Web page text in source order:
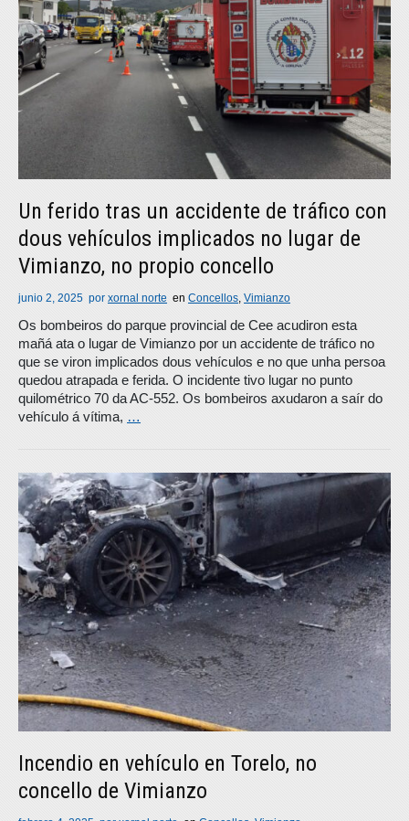
Un ferido tras un accidente de tráfico con
dous vehículos implicados no lugar de
Vimianzo, no propio concello
junio 2, 2025 por xornal norte en Concellos, Vimianzo
Os bombeiros do parque provincial de Cee acudiron esta
mañá ata o lugar de Vimianzo por un accidente de tráfico no
que se viron implicados dous vehículos e no que unha persoa
quedou atrapada e ferida. O incidente tivo lugar no punto
quilométrico 70 da AC-552. Os bombeiros axudaron a saír do
vehículo á vítima, …
Incendio en vehículo en Torelo, no
concello de Vimianzo